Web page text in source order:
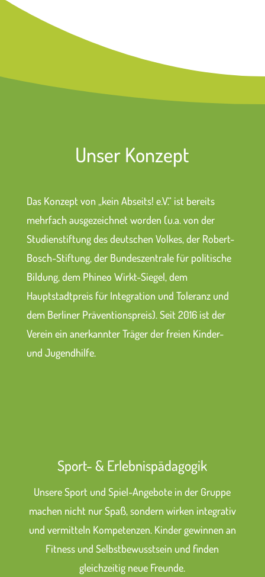
Unser Konzept
Das Konzept von „kein Abseits! e.V.“ ist bereits
mehrfach ausgezeichnet worden (u.a. von der
Studienstiftung des deutschen Volkes, der Robert-
Bosch-Stiftung, der Bundeszentrale für politische
Bildung, dem Phineo Wirkt-Siegel, dem
Hauptstadtpreis für Integration und Toleranz und
dem Berliner Präventionspreis). Seit 2016 ist der
Verein ein anerkannter Träger der freien Kinder-
und Jugendhilfe.
Sport- & Erlebnispädagogik
Unsere Sport und Spiel-Angebote in der Gruppe
machen nicht nur Spaß, sondern wirken integrativ
und vermitteln Kompetenzen. Kinder gewinnen an
Fitness und Selbstbewusstsein und finden
gleichzeitig neue Freunde.